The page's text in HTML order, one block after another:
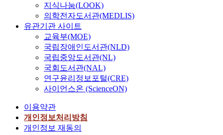
지식나눔(LOOK)
의학전자도서관(MEDLIS)
유관기관 사이트
교육부(MOE)
국립장애인도서관(NLD)
국립중앙도서관(NL)
국회도서관(NAL)
연구윤리정보포털(CRE)
사이언스온 (ScienceON)
이용약관
개인정보처리방침
개인정보 재동의